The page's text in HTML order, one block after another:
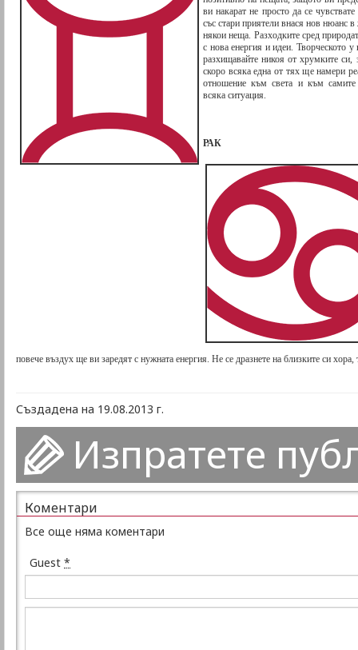
ви накарат не просто да се
със стари приятели внася нов нюанс
някои неща. Разходките сред
с нова енергия и идеи. Творческото у
разхищавайте никоя от хрумките си,
скоро всяка една от тях ще намери
отношение към света и към самите
всяка ситуация.
РАК
повече въздух ще ви заредят с нужната енергия. Не се дразнете на близките си
Създадена на 19.08.2013 г.
Изпратете
Коментари
Все още няма коментари
Guest *